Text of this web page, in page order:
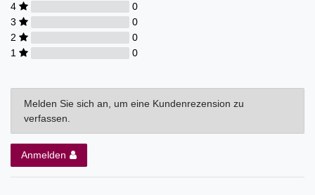
4
0
3
0
2
0
1
0
Melden Sie sich an, um eine Kundenrezension zu
verfassen.
Anmelden